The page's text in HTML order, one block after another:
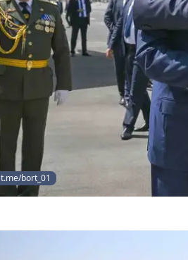
bort_01